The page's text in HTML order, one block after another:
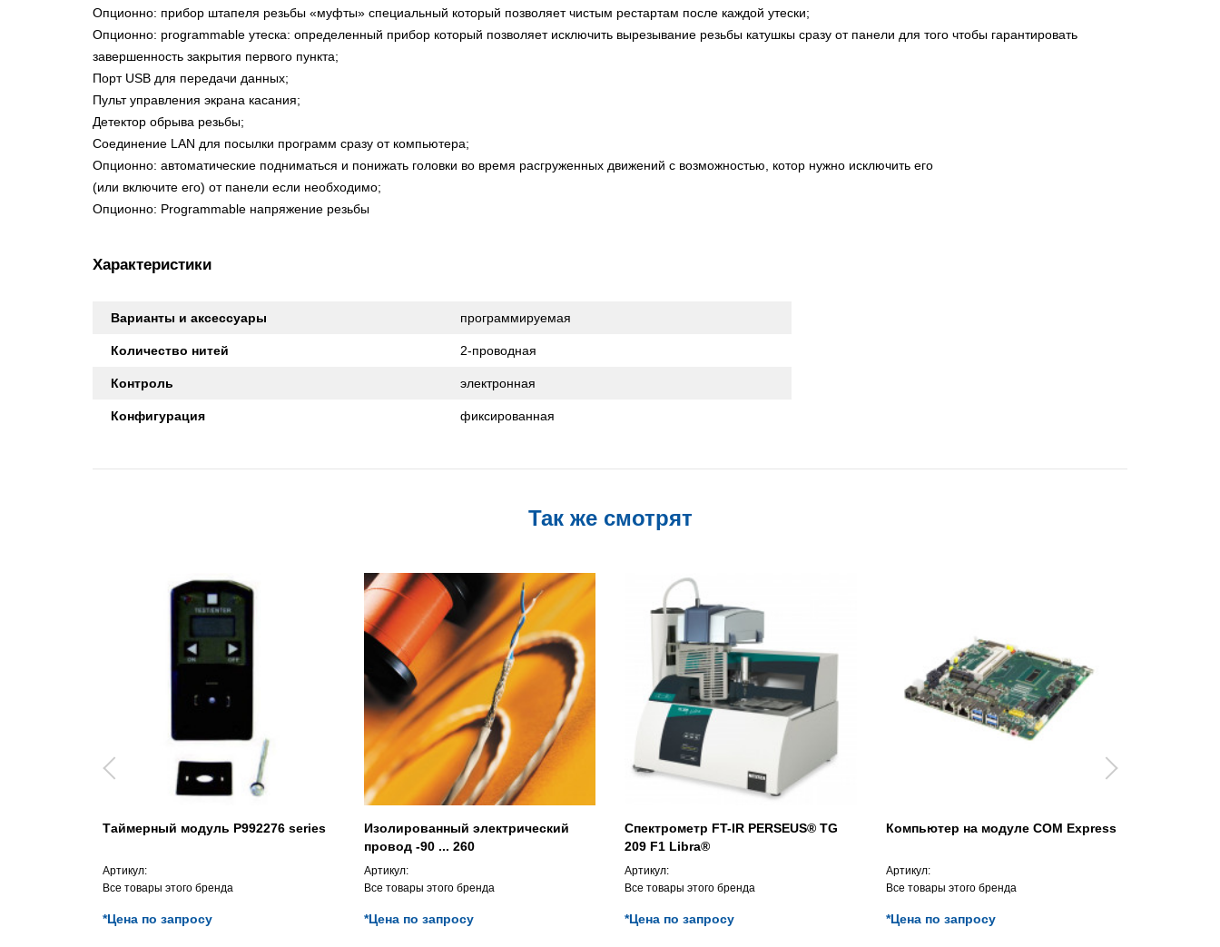
Опционно: прибор штапеля резьбы «муфты» специальный который позволяет чистым рестартам после каждой утески;
Опционно: programmable утеска: определенный прибор который позволяет исключить вырезывание резьбы катушкы сразу от панели для того чтобы гарантировать
завершенность закрытия первого пункта;
Порт USB для передачи данных;
Пульт управления экрана касания;
Детектор обрыва резьбы;
Соединение LAN для посылки программ сразу от компьютера;
Опционно: автоматические подниматься и понижать головки во время расгруженных движений с возможностью, котор нужно исключить его
(или включите его) от панели если необходимо;
Опционно: Programmable напряжение резьбы
Характеристики
Варианты и аксессуары программируемая
Количество нитей 2-проводная
Контроль электронная
Конфигурация фиксированная
Так же смотрят
Таймерный модуль P992276 series
Артикул:
Все товары этого бренда
*Цена по запросу
Изолированный электрический
провод -90 ... 260
°C,ETFE,FEP,polyimide
Артикул:
Все товары этого бренда
*Цена по запросу
Спектрометр FT-IR PERSEUS® TG
209 F1 Libra®
Артикул:
Все товары этого бренда
*Цена по запросу
Компьютер на модуле COM Express
Артикул:
Все товары этого бренда
*Цена по запросу